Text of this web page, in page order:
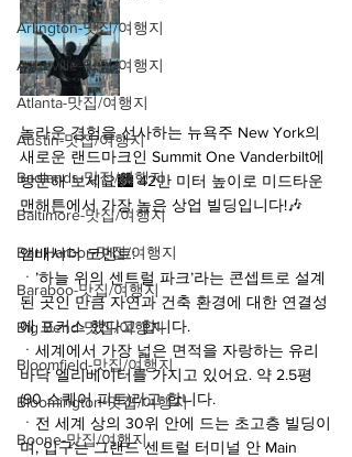
Arlington-맛집/여행지
Asheville-맛집/여행지
Atlanta-맛집/여행지
Austin-맛집/여행지
Badlands-맛집/여행지
Baltimore-맛집/여행지
Bar Harbor-맛집/여행지
Baraboo-맛집/여행지
Big Bend-맛집/여행지
Bloomfield-맛집/여행지
Bloomington-맛집/여행지
Boone-맛집/여행지
놀라운 경험을 선사하는 뉴욕주 New York의
새로운 랜드마크인 Summit One Vanderbilt에
방문해 보세요🏙 42만 미터 높이로 미드타운
맨해튼에서 가장 높은 상업 빌딩입니다!🎶
앰배서더 코멘트:
ㆍ’하늘 위의 센트럴 파크’라는 콘셉트로 설계
된 곳인 만큼 자연과 건축 환경에 대한 연결성
에 포커스 했다고 합니다.
ㆍ세계에서 가장 넓은 면적을 자랑하는 유리
바닥 엘리베이터를 가지고 있어요. 약 2.5평
(90 스퀘어 피트)라고 합니다.
ㆍ전 세계 상의 30위 안에 드는 초고층 빌딩이
며, 입구는 그랜드 센트럴 터미널 안 Main